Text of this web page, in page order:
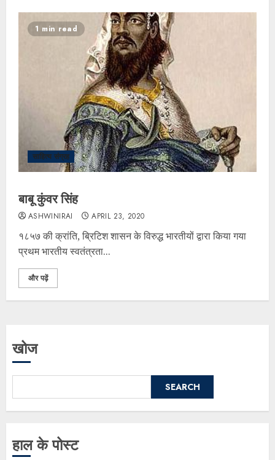
1 min read
साहित्य संग्रह
बाबू कुंवर सिंह
ASHWINIRAI APRIL 23, 2020
१८५७ की क्रांति, ब्रिटिश शासन के विरुद्ध भारतीयों द्वारा किया गया
प्रथम भारतीय स्वतंत्रता...
और पढ़ें
खोज
SEARCH
हाल के पोस्ट